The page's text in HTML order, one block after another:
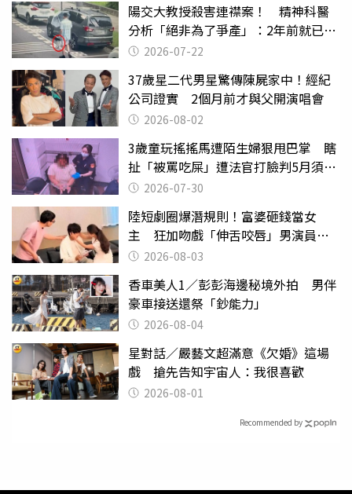
陽交大教授殺害連襟案！ 精神科醫
分析「絕非為了爭產」：2年前就已言
行詭異
2026-07-22
37歲星二代男星驚傳陳屍家中！經紀
公司證實 2個月前才與父開演唱會
2026-08-02
3歲童玩搖搖馬遭陌生婦狠甩巴掌 瞎
扯「被罵吃屎」遭法官打臉判5月須入
監 2026-07-30
陸短劇圈爆潛規則！富婆砸錢當女
主 狂加吻戲「伸舌咬唇」男演員崩
潰 2026-08-03
香車美人1／彭彭海邊秘境外拍 男伴
豪車接送還祭「鈔能力」
2026-08-04
星對話／嚴藝文超滿意《欠婚》這場
戲 搶先告知宇宙人：我很喜歡
2026-08-01
Recommended by